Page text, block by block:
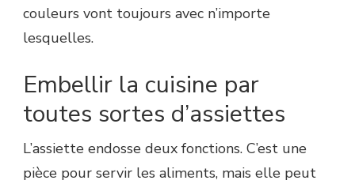
couleurs vont toujours avec n’importe
lesquelles.
Embellir la cuisine par
toutes sortes d’assiettes
L’assiette endosse deux fonctions. C’est une
pièce pour servir les aliments, mais elle peut